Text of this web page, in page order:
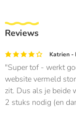
Reviews
Katrien -
Super tof - werkt
website vermeld
zit. Dus als je beide
2 stuks nodig (en